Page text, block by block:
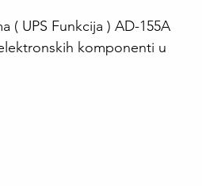
( UPS Funkcija ) AD-155A
komponenti u